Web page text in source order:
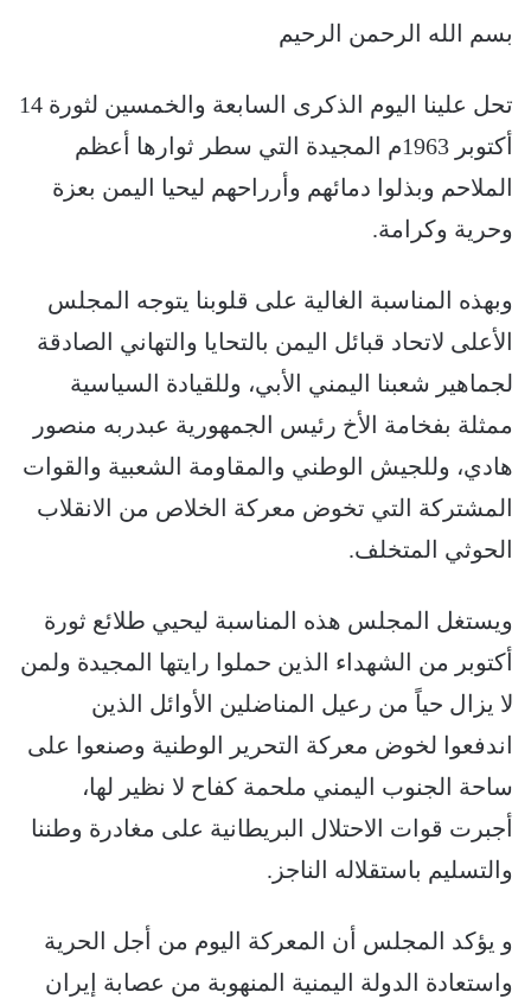
بسم الله الرحمن الرحيم
تحل علينا اليوم الذكرى السابعة والخمسين لثورة 14
أكتوبر 1963م المجيدة التي سطر ثوارها أعظم
الملاحم وبذلوا دمائهم وأرراحهم ليحيا اليمن بعزة
وحرية وكرامة.
وبهذه المناسبة الغالية على قلوبنا يتوجه المجلس
الأعلى لاتحاد قبائل اليمن بالتحايا والتهاني الصادقة
لجماهير شعبنا اليمني الأبي، وللقيادة السياسية
ممثلة بفخامة الأخ رئيس الجمهورية عبدربه منصور
هادي، وللجيش الوطني والمقاومة الشعبية والقوات
المشتركة التي تخوض معركة الخلاص من الانقلاب
الحوثي المتخلف.
ويستغل المجلس هذه المناسبة ليحيي طلائع ثورة
أكتوبر من الشهداء الذين حملوا رايتها المجيدة ولمن
لا يزال حياً من رعيل المناضلين الأوائل الذين
اندفعوا لخوض معركة التحرير الوطنية وصنعوا على
ساحة الجنوب اليمني ملحمة كفاح لا نظير لها،
أجبرت قوات الاحتلال البريطانية على مغادرة وطننا
والتسليم باستقلاله الناجز.
و يؤكد المجلس أن المعركة اليوم من أجل الحرية
واستعادة الدولة اليمنية المنهوبة من عصابة إيران